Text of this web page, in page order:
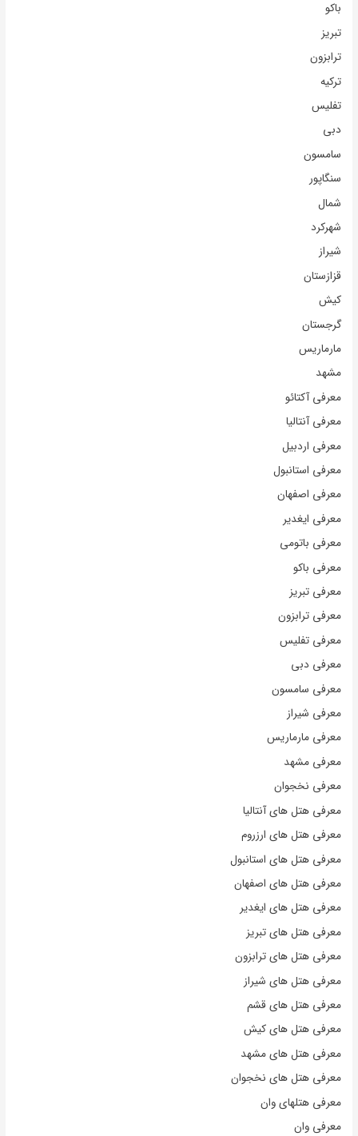
باکو
تبریز
ترابزون
ترکیه
تفلیس
دبی
سامسون
سنگاپور
شمال
شهرکرد
شیراز
قزازستان
کیش
گرجستان
مارماریس
مشهد
معرفی آکتائو
معرفی آنتالیا
معرفی اردبیل
معرفی استانبول
معرفی اصفهان
معرفی ایغدیر
معرفی باتومی
معرفی باکو
معرفی تبریز
معرفی ترابزون
معرفی تفلیس
معرفی دبی
معرفی سامسون
معرفی شیراز
معرفی مارماریس
معرفی مشهد
معرفی نخجوان
معرفی هتل های آنتالیا
معرفی هتل های ارزروم
معرفی هتل های استانبول
معرفی هتل های اصفهان
معرفی هتل های ایغدیر
معرفی هتل های تبریز
معرفی هتل های ترابزون
معرفی هتل های شیراز
معرفی هتل های قشم
معرفی هتل های کیش
معرفی هتل های مشهد
معرفی هتل های نخجوان
معرفی هتلهای وان
معرفی وان